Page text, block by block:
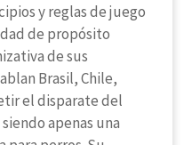
y reglas de juego
de propósito
de sus
Brasil, Chile,
el disparate del
apenas una